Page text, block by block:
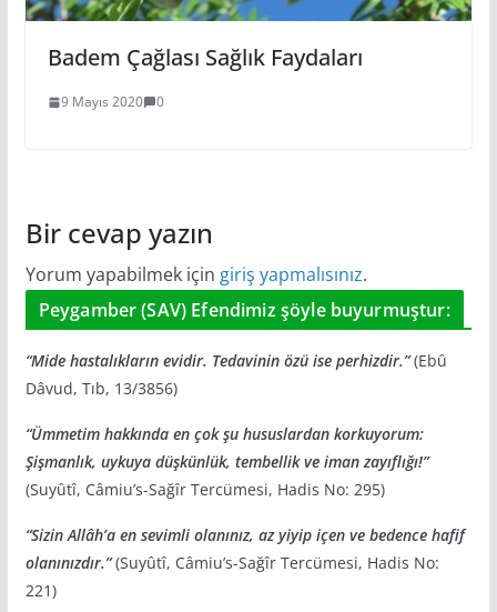
Badem Çağlası Sağlık Faydaları
9 Mayıs 2020 0
Bir cevap yazın
Yorum yapabilmek için giriş yapmalısınız.
Peygamber (SAV) Efendimiz şöyle buyurmuştur:
“Mide hastalıkların evidir. Tedavinin özü ise perhizdir.”(Ebû
Dâvud, Tıb, 13/3856)
“Ümmetim hakkında en çok şu hususlardan korkuyorum:
Şişmanlık, uykuya düşkünlük, tembellik ve iman zayıflığı!”
(Suyûtî, Câmiu’s-Sağîr Tercümesi, Hadis No: 295)
“Sizin Allâh’a en sevimli olanınız, az yiyip içen ve bedence hafif
olanınızdır.”(Suyûtî, Câmiu’s-Sağîr Tercümesi, Hadis No:
221)